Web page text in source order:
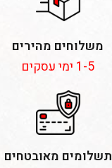
משלוחים מהירים
1-5 ימי עסקים
תשלומים מאובטחים